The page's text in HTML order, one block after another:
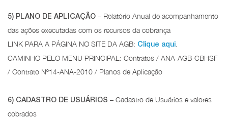
5) PLANO DE APLICAÇÃO – Relatório Anual de acompanhamento
das ações executadas com os recursos da cobrança
LINK PARA A PÁGINA NO SITE DA AGB: Clique aqui
CAMINHO PELO MENU PRINCIPAL: Contratos / ANA-AGB-CBHSF
/ Contrato Nº14-ANA-2010 / Planos de Aplicação
6) CADASTRO DE USUÁRIOS – Cadastro de Usuários e valores
cobrados